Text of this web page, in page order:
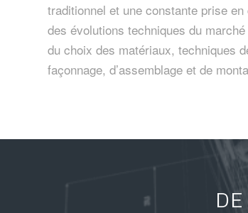
traditionnel et une constante prise en
des évolutions techniques du
du choix des matériaux, techniques
façonnage, d’assemblage et de